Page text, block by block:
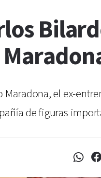
el ex-
de figuras